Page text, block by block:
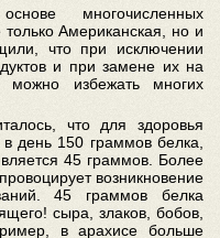
многочисленных
Американская, но и
что при исключении
и при замене их на
избежать многих
что для здоровья
день 150 граммов белка,
45 граммов. Более
возникновение
45 граммов белка
сыра, злаков, бобов,
в арахисе больше